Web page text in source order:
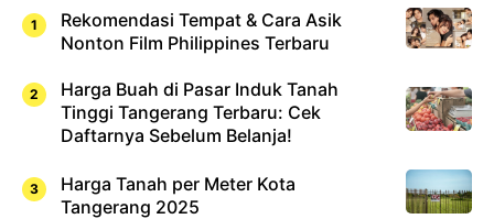
Rekomendasi Tempat & Cara Asik
Nonton Film Philippines Terbaru
Harga Buah di Pasar Induk Tanah
Tinggi Tangerang Terbaru: Cek
Daftarnya Sebelum Belanja!
Harga Tanah per Meter Kota
Tangerang 2025